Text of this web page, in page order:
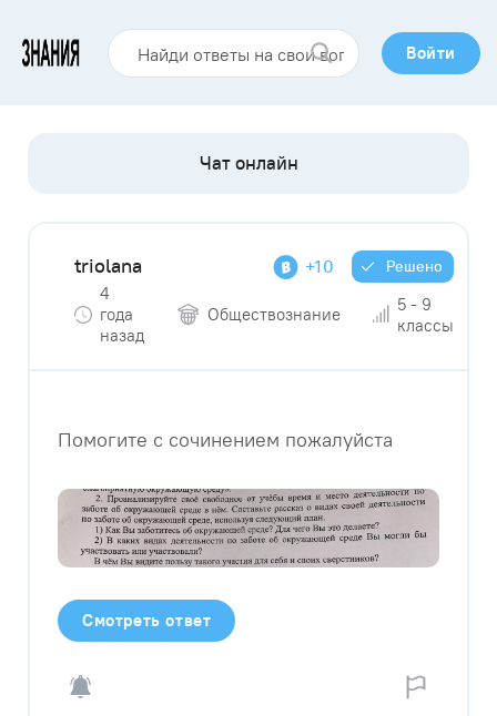
Войти
triolana +10 Решено
4
года
назад
Обществознание
5 - 9
классы
Помогите с сочинением пожалуйста
Смотреть ответ